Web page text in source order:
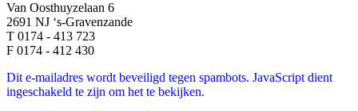
Van Oosthuyzelaan 6
2691 NJ ‘s-Gravenzande
T 0174 - 413 723
F 0174 - 412 430
Dit e-mailadres wordt beveiligd tegen spambots. JavaScript dient
ingeschakeld te zijn om het te bekijken.